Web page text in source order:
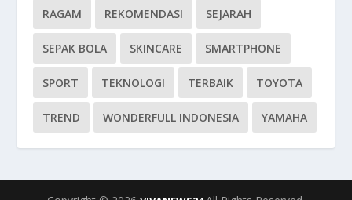
RAGAM REKOMENDASI SEJARAH
SEPAK BOLA SKINCARE SMARTPHONE
SPORT TEKNOLOGI TERBAIK TOYOTA
TREND WONDERFULL INDONESIA YAMAHA